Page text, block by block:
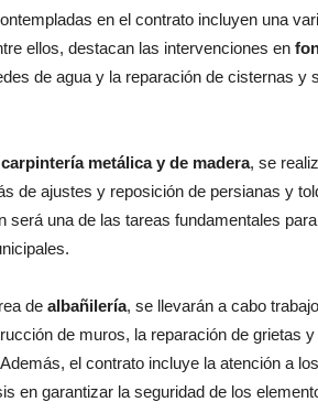
en el contrato incluyen una
ellos, destacan las intervenciones en
de agua y la reparación de cisternas
carpintería metálica y de madera, se
de ajustes y reposición de persianas y
será una de las tareas fundamentales
de albañilería, se llevarán a cabo
de muros, la reparación de grietas
el contrato incluye la atención a los
en garantizar la seguridad de los